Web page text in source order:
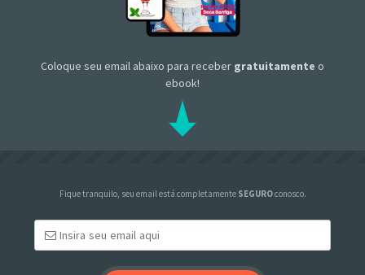
Coloque seu email abaixo para receber gratuitamente o
ebook!
Fique tranquilo, seu email está completamente SEGUROconosco.